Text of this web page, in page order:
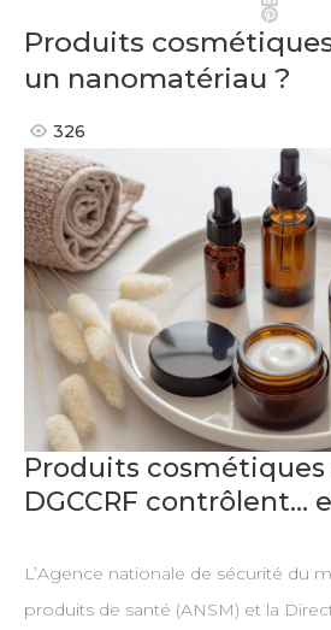
Produits
un nanomatériau ?
326
Produits cosmétiques
DGCCRF contrôlent…
L’Agence nationale de sécurité du
produits de santé (ANSM) et la